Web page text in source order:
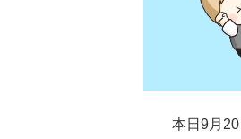
本日9月20